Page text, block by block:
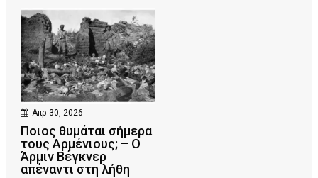
Απρ 30, 2026
Ποιος θυμάται σήμερα
τους Αρμένιους; – Ο
Άρμιν Βέγκνερ
απέναντι στη λήθη